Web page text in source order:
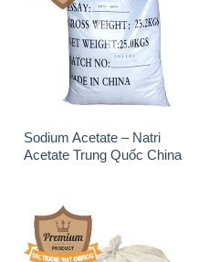
Sodium Acetate – Natri
Acetate Trung Quốc China